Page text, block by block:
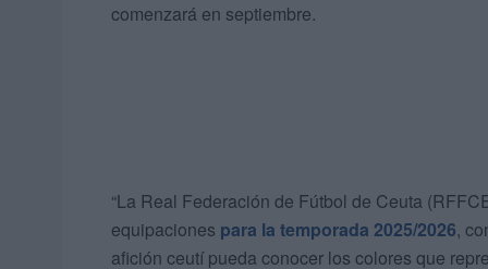
comenzará en septiembre.
“La Real Federación de Fútbol de Ceuta
equipaciones para la temporada 2025/2026,
afición ceutí pueda conocer los colores que